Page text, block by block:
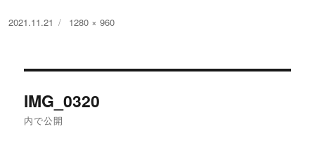
投
2021.11.21
フ
1280 × 960
稿
IMG_0320
内で公開